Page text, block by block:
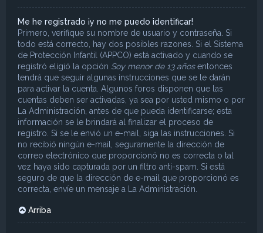
Me he registrado ¡y no me puedo identificar!
Primero, verifique su nombre de usuario y contraseña. Si
todo está correcto, hay dos posibles razones. Si el Sistema
de Protección Infantil (APPCO) está activado y cuando se
registró eligió la opción Soy menor de 13 añosentonces
tendrá que seguir algunas instrucciones que se le darán
para activar la cuenta. Algunos foros disponen que las
cuentas deben ser activadas, ya sea por usted mismo o por
La Administración, antes de que pueda identificarse; esta
información se le brindará al finalizar el proceso de
registro. Si se le envió un e-mail, siga las instrucciones. Si
no recibió ningún e-mail, seguramente la dirección de
correo electrónico que proporcionó no es correcta o tal
vez haya sido capturada por un filtro anti-spam. Si está
seguro de que la dirección de e-mail que proporcionó es
correcta, envíe un mensaje a La Administración.
Arriba